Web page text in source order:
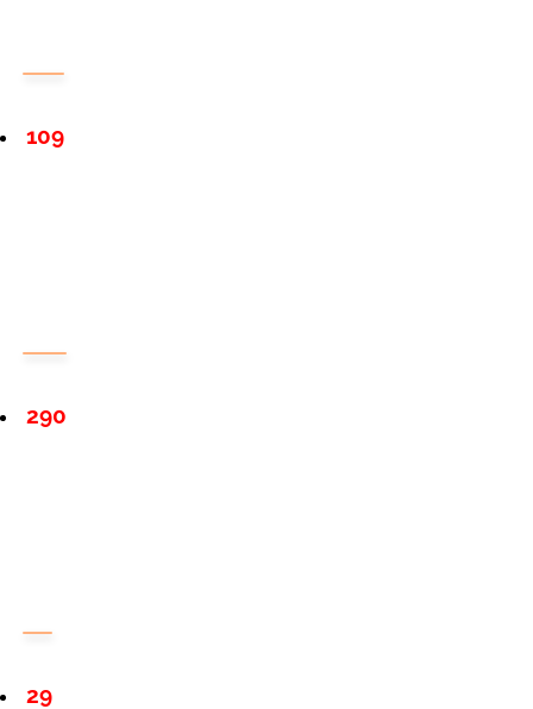
109
290
29